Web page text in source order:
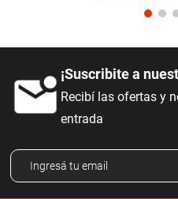
¡Suscribite a
Recibí las ofertas y
entrada